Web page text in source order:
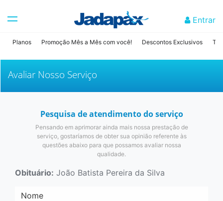
Entrar
Planos Promoção Mês a Mês com você! Descontos Exclusivos
Avaliar Nosso Serviço
Pesquisa de atendimento do serviço
Pensando em aprimorar ainda mais nossa prestação de
serviço, gostaríamos de obter sua opinião referente às
questões abaixo para que possamos avaliar nossa
qualidade.
Obituário: João Batista Pereira da Silva
Nome